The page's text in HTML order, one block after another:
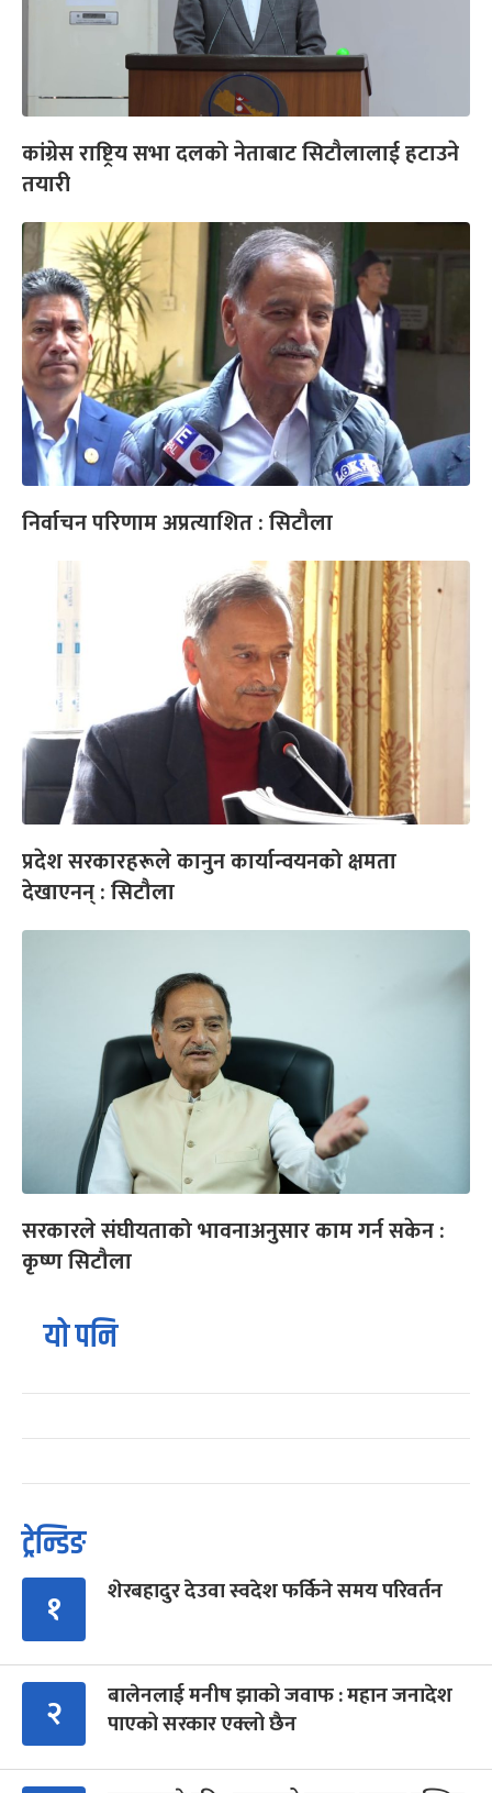
कांग्रेस राष्ट्रिय सभा दलको नेताबाट सिटौलालाई हटाउने
तयारी
निर्वाचन परिणाम अप्रत्याशित : सिटौला
प्रदेश सरकारहरूले कानुन कार्यान्वयनको क्षमता
देखाएनन् : सिटौला
सरकारले संघीयताको भावनाअनुसार काम गर्न सकेन :
कृष्ण सिटौला
यो पनि
ट्रेन्डिङ
१ शेरबहादुर देउवा स्वदेश फर्किने समय परिवर्तन
२
बालेनलाई मनीष झाको जवाफ : महान जनादेश
पाएको सरकार एक्लो छैन